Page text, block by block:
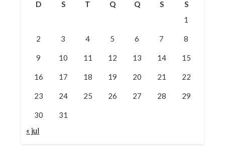
D S T Q Q S
S
1
2 3 4 5 6 7 8
9 10 11 12 13 14 15
16 17 18 19 20 21 22
23 24 25 26 27 28 29
30
31
« jul